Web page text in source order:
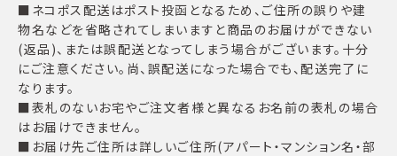
■ネコポス配送はポスト投函となるため、ご住所の誤りや建
物名などを省略されてしまいますと商品のお届けができない
(返品)、または誤配送となってしまう場合がございます。十分
にご注意ください。尚、誤配送になった場合でも、配送完了に
なります。
■表札のないお宅やご注文者様と異なるお名前の表札の場合
はお届けできません。
■お届け先ご住所は詳しいご住所(アパート・マンション名・部